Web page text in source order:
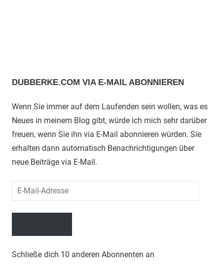
DUBBERKE.COM VIA E-MAIL ABONNIEREN
Wenn Sie immer auf dem Laufenden sein wollen, was es
Neues in meinem Blog gibt, würde ich mich sehr darüber
freuen, wenn Sie ihn via E-Mail abonnieren würden. Sie
erhalten dann automatisch Benachrichtigungen über
neue Beiträge via E-Mail.
Mail-
Adresse
Schließe dich 10 anderen Abonnenten an